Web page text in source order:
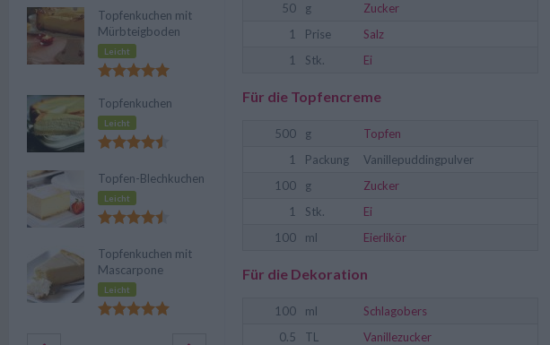
50
g
Zucker
1
Prise
Salz
1
Stk. Ei
Für die Topfencreme
500 g
Topfen
1
Packung
Vanillepuddingpulver
100
g
Zucker
1
Stk.
Ei
100
ml Eierlikör
Für die Dekoration
100 ml
Schlagobers
0.5
TL
Vanillezucker
Topfenkuchen mit
Mürbteigboden
Leicht
Topfenkuchen
Leicht
Topfen-Blechkuchen
Leicht
Topfenkuchen mit
Mascarpone
Leicht